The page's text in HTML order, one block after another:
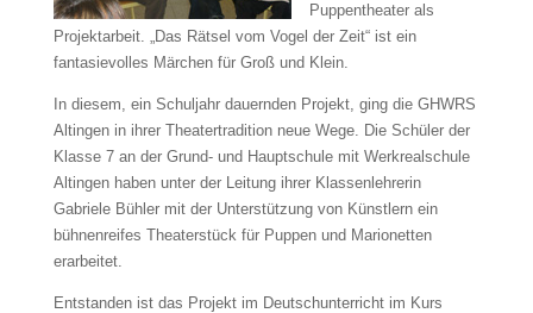
Puppentheater als
Projektarbeit. „Das Rätsel vom Vogel der Zeit“ ist ein
fantasievolles Märchen für Groß und Klein.
In diesem, ein Schuljahr dauernden Projekt, ging die GHWRS
Altingen in ihrer Theatertradition neue Wege. Die Schüler der
Klasse 7 an der Grund- und Hauptschule mit Werkrealschule
Altingen haben unter der Leitung ihrer Klassenlehrerin
Gabriele Bühler mit der Unterstützung von Künstlern ein
bühnenreifes Theaterstück für Puppen und Marionetten
erarbeitet.
Entstanden ist das Projekt im Deutschunterricht im Kurs